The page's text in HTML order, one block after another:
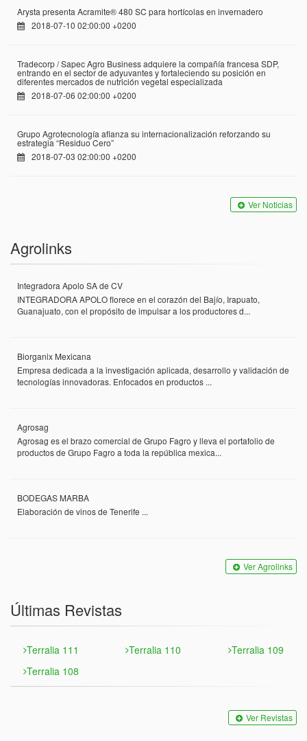
Arysta presenta Acramite® 480 SC para hortícolas en invernadero
2018-07-10 02:00:00 +0200
Tradecorp / Sapec Agro Business adquiere la compañía francesa SDP,
entrando en el sector de adyuvantes y fortaleciendo su posición en
diferentes mercados de nutrición vegetal especializada
2018-07-06 02:00:00 +0200
Grupo Agrotecnología afianza su internacionalización reforzando su
estrategia “Residuo Cero”
2018-07-03 02:00:00 +0200
Ver Noticias
Agrolinks
Integradora Apolo SA de CV
INTEGRADORA APOLO florece en el corazón del Bajío, Irapuato,
Guanajuato, con el propósito de impulsar a los productores d...
Biorganix Mexicana
Empresa dedicada a la investigación aplicada, desarrollo y validación de
tecnologías innovadoras. Enfocados en productos ...
Agrosag
Agrosag es el brazo comercial de Grupo Fagro y lleva el portafolio de
productos de Grupo Fagro a toda la república mexica...
BODEGAS MARBA
Elaboración de vinos de Tenerife ...
Ver Agrolinks
Últimas Revistas
Terralia 111 Terralia 110
Terralia 109
Terralia 108
Ver Revistas